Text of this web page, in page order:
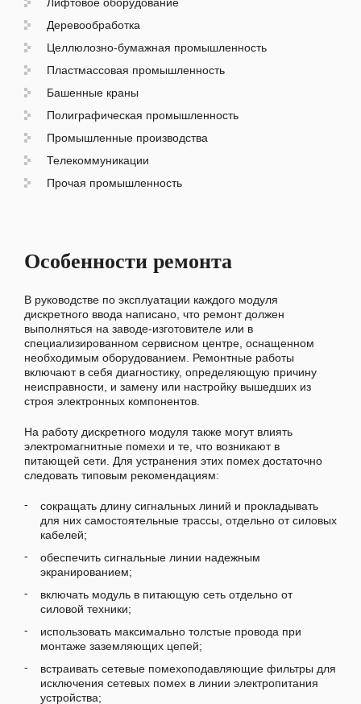
Лифтовое оборудование
Деревообработка
Целлюлозно-бумажная промышленность
Пластмассовая промышленность
Башенные краны
Полиграфическая промышленность
Промышленные производства
Телекоммуникации
Прочая промышленность
Особенности ремонта
В руководстве по эксплуатации каждого модуля
дискретного ввода написано, что ремонт должен
выполняться на заводе-изготовителе или в
специализированном сервисном центре, оснащенном
необходимым оборудованием. Ремонтные работы
включают в себя диагностику, определяющую причину
неисправности, и замену или настройку вышедших из
строя электронных компонентов.
На работу дискретного модуля также могут влиять
электромагнитные помехи и те, что возникают в
питающей сети. Для устранения этих помех достаточно
следовать типовым рекомендациям:
сокращать длину сигнальных линий и прокладывать
для них самостоятельные трассы, отдельно от силовых
кабелей;
обеспечить сигнальные линии надежным
экранированием;
включать модуль в питающую сеть отдельно от
силовой техники;
использовать максимально толстые провода при
монтаже заземляющих цепей;
встраивать сетевые помехоподавляющие фильтры для
исключения сетевых помех в линии электропитания
устройства;